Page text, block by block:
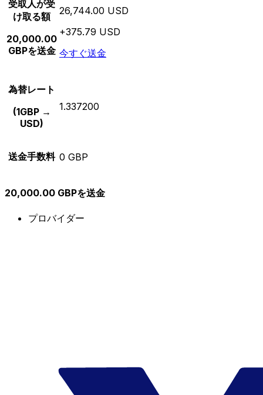
受取人が受
け取る額
20,000.00
GBPを送金
26,744.00 USD
+375.79 USD
今すぐ送金
為替レート
(1GBP →
USD)
1.337200
送金手数料 0 GBP
20,000.00 GBPを送金
プロバイダー